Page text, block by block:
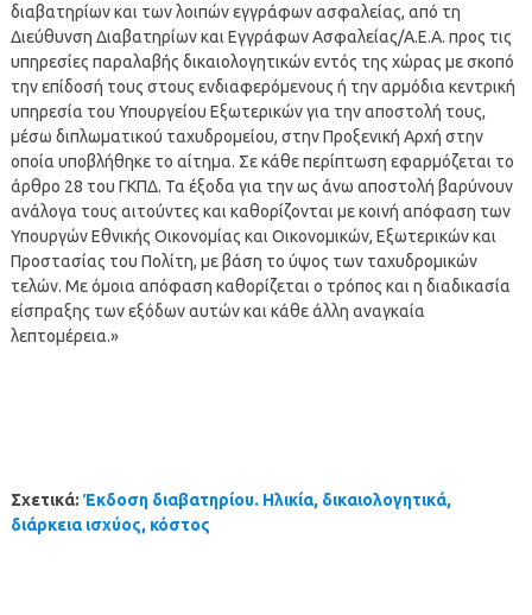
διαβατηρίων και των λοιπών εγγράφων ασφαλείας, από τη
Διεύθυνση Διαβατηρίων και Εγγράφων Ασφαλείας/Α.Ε.Α. προς τις
υπηρεσίες παραλαβής δικαιολογητικών εντός της χώρας με σκοπό
την επίδοσή τους στους ενδιαφερόμενους ή την αρμόδια κεντρική
υπηρεσία του Υπουργείου Εξωτερικών για την αποστολή τους,
μέσω διπλωματικού ταχυδρομείου, στην Προξενική Αρχή στην
οποία υποβλήθηκε το αίτημα. Σε κάθε περίπτωση εφαρμόζεται το
άρθρο 28 του ΓΚΠΔ. Τα έξοδα για την ως άνω αποστολή βαρύνουν
ανάλογα τους αιτούντες και καθορίζονται με κοινή απόφαση των
Υπουργών Εθνικής Οικονομίας και Οικονομικών, Εξωτερικών και
Προστασίας του Πολίτη, με βάση το ύψος των ταχυδρομικών
τελών. Με όμοια απόφαση καθορίζεται ο τρόπος και η διαδικασία
είσπραξης των εξόδων αυτών και κάθε άλλη αναγκαία
λεπτομέρεια.»
Σχετικά: Έκδοση διαβατηρίου. Ηλικία, δικαιολογητικά,
διάρκεια ισχύος, κόστος